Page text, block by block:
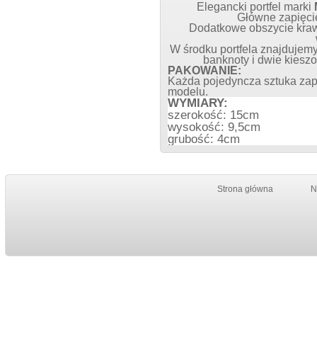
Elegancki portfel marki
Główne
Dodatkowe obszycie
W środku portfela
banknoty i dwie
PAKOWANIE:
Każda pojedyncza sztuka
modelu.
WYMIARY:
szerokość: 15cm
wysokość: 9,5cm
grubość: 4cm
Strona główna